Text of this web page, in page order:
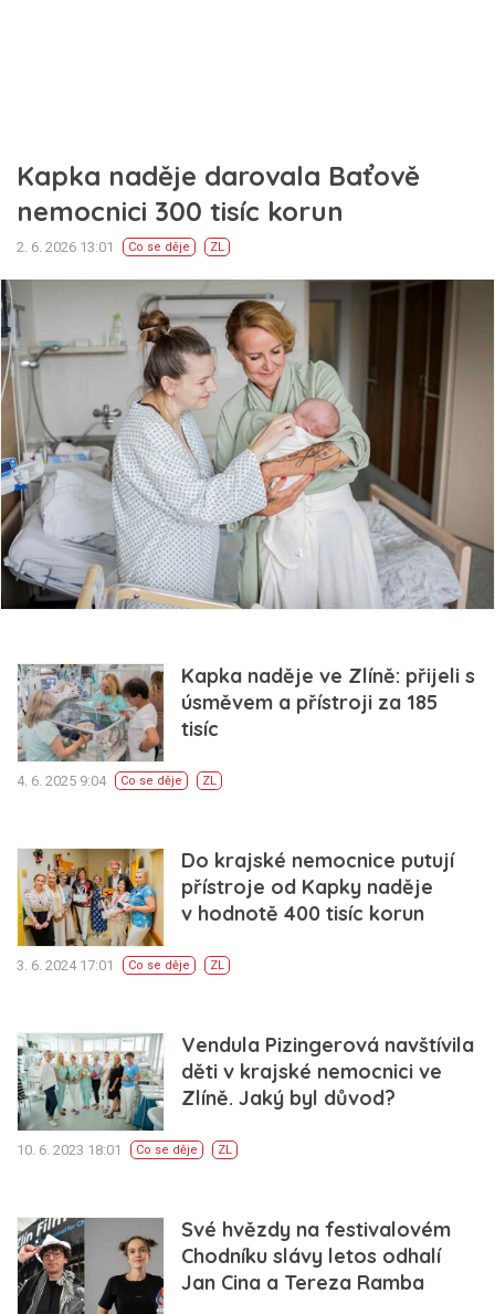
Kapka naděje darovala Baťově
nemocnici 300 tisíc korun
2. 6. 2026 13:01 Co se děje ZL
Kapka naděje ve Zlíně: přijeli s
úsměvem a přístroji za 185
tisíc
4. 6. 2025 9:04 Co se děje ZL
Do krajské nemocnice putují
přístroje od Kapky naděje
v hodnotě 400 tisíc korun
3. 6. 2024 17:01 Co se děje ZL
Vendula Pizingerová navštívila
děti v krajské nemocnici ve
Zlíně. Jaký byl důvod?
10. 6. 2023 18:01 Co se děje ZL
Své hvězdy na festivalovém
Chodníku slávy letos odhalí
Jan Cina a Tereza Ramba